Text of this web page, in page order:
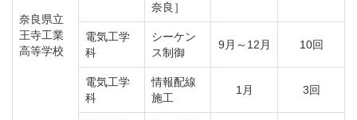
奈良県立
王寺工業
高等学校
奈良］
電気工学
科
シーケン
ス制御
9月～12月 10回
電気工学
科
情報配線
施工
1月 3回